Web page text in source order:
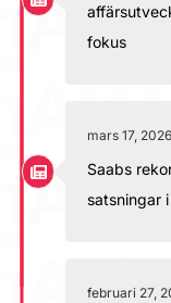
fokus
mars 17, 2026
Saabs
satsningar
februari 27,